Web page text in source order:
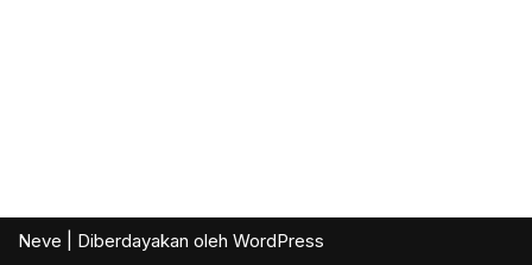
Neve | Diberdayakan oleh WordPress